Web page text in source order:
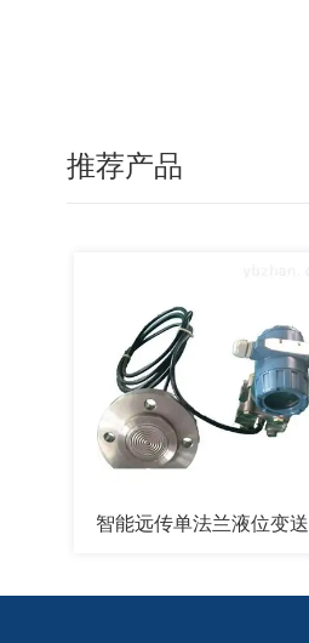
推荐产品
智能远传单法兰液位变送器